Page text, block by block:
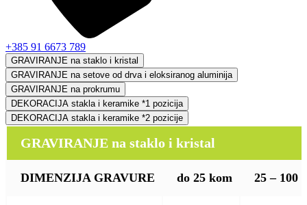
+385 91 6673 789
GRAVIRANJE na staklo i kristal
GRAVIRANJE na setove od drva i eloksiranog aluminija
GRAVIRANJE na prokrumu
DEKORACIJA stakla i keramike *1 pozicija
DEKORACIJA stakla i keramike *2 pozicije
GRAVIRANJE na staklo i kristal
DIMENZIJA GRAVURE do 25 kom 25 – 100